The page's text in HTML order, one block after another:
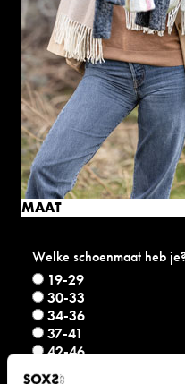
MAAT
Welke schoenmaat heb je?
19-29
30-33
34-36
37-41
42-46
47-52